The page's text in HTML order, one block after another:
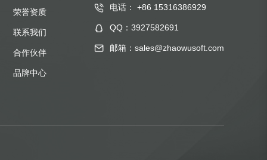
荣誉资质
联系我们
合作伙伴
品牌中心
电话： +86 15316386929
QQ：3927582691
邮箱：sales@zhaowusoft.com